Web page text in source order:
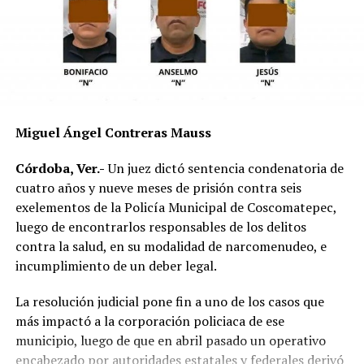
El vehículo presuntamente involucrado también será
parte de las investigaciones para determinar la
mecánica del accidente y establecer si existió
responsabilidad por parte de alguno de los conductores.
Las autoridades exhortaron a los automovilistas y
motociclistas a conducir con precaución, respetar los
límites de velocidad y aumentar la distancia de
seguridad entre vehículos, especialmente durante la
temporada de lluvias, cuando el riesgo de accidentes se
incrementa en las carreteras de la región.
La circulación en la zona se vio afectada por algunos
minutos mientras se realizaban las labores de auxilio y el
levantamiento de indicios por parte de las autoridades.
Posteriormente, el tránsito fue restablecido de manera
normal.
Miguel Ángel Contreras Mauss
Córdoba, Ver.-Un juez dictó sentencia condenatoria de
cuatro años y nueve meses de prisión contra seis
exelementos de la Policía Municipal de Coscomatepec,
luego de encontrarlos responsables de los delitos
contra la salud, en su modalidad de narcomenudeo, e
incumplimiento de un deber legal.
La resolución judicial pone fin a uno de los casos que
más impactó a la corporación policiaca de ese
municipio, luego de que en abril pasado un operativo
encabezado por autoridades estatales y federales derivó